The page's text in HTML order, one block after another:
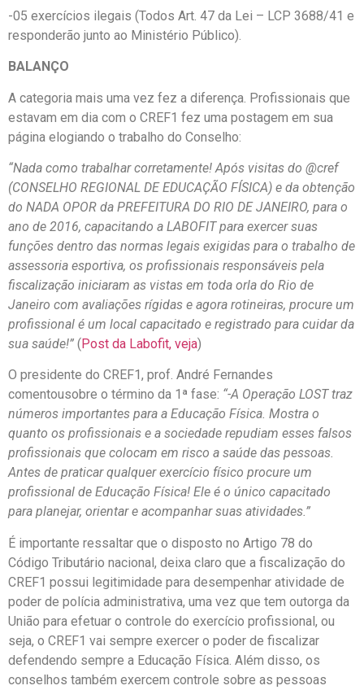
-05 exercícios ilegais (Todos Art. 47 da Lei – LCP 3688/41 e
responderão junto ao Ministério Público).
BALANÇO
A categoria mais uma vez fez a diferença. Profissionais que
estavam em dia com o CREF1 fez uma postagem em sua
página elogiando o trabalho do Conselho:
“Nada como trabalhar corretamente! Após visitas do @cref
(CONSELHO REGIONAL DE EDUCAÇÃO FÍSICA) e da obtenção
do NADA OPOR da PREFEITURA DO RIO DE JANEIRO, para o
ano de 2016, capacitando a LABOFIT para exercer suas
funções dentro das normas legais exigidas para o trabalho de
assessoria esportiva, os profissionais responsáveis pela
fiscalização iniciaram as vistas em toda orla do Rio de
Janeiro com avaliações rígidas e agora rotineiras, procure um
profissional é um local capacitado e registrado para cuidar da
sua saúde!” (Post da Labofit, veja)
O presidente do CREF1, prof. André Fernandes
comentousobre o término da 1ª fase: “-A Operação LOST traz
números importantes para a Educação Física. Mostra o
quanto os profissionais e a sociedade repudiam esses falsos
profissionais que colocam em risco a saúde das pessoas.
Antes de praticar qualquer exercício físico procure um
profissional de Educação Física! Ele é o único capacitado
para planejar, orientar e acompanhar suas atividades.”
É importante ressaltar que o disposto no Artigo 78 do
Código Tributário nacional, deixa claro que a fiscalização do
CREF1 possui legitimidade para desempenhar atividade de
poder de polícia administrativa, uma vez que tem outorga da
União para efetuar o controle do exercício profissional, ou
seja, o CREF1 vai sempre exercer o poder de fiscalizar
defendendo sempre a Educação Física. Além disso, os
conselhos também exercem controle sobre as pessoas